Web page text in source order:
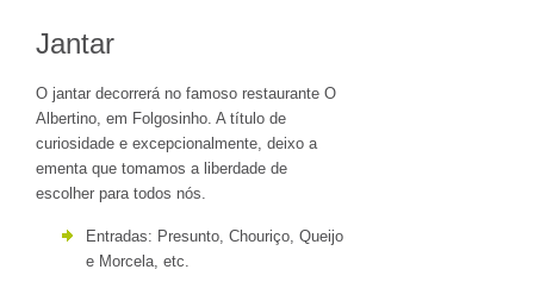
Jantar
O jantar decorrerá no famoso restaurante O
Albertino, em Folgosinho. A título de
curiosidade e excepcionalmente, deixo a
ementa que tomamos a liberdade de
escolher para todos nós.
Entradas: Presunto, Chouriço, Queijo
e Morcela, etc.